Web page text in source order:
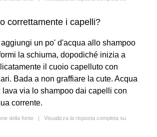
correttamente i capelli?
un po' d'acqua allo shampoo
la schiuma, dopodiché inizia a
il cuoio capelluto con
Bada a non graffiare la cute. Acqua
lava via lo shampoo dai capelli con
corrente.
della fonte | Visualizza la risposta completa su